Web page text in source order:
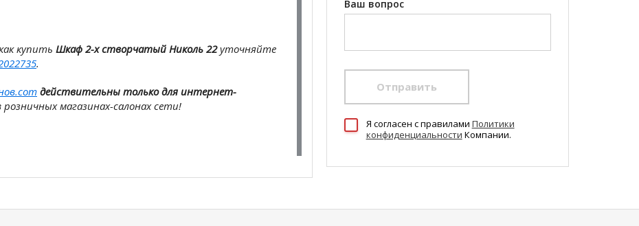
купить Шкаф 2-х створчатый Николь 22уточняйте
.
действительны только для интернет-
магазинах-салонах сети!
Ваш вопрос
Отправить
Я согласен c правилами Политики
конфиденциальности Компании.